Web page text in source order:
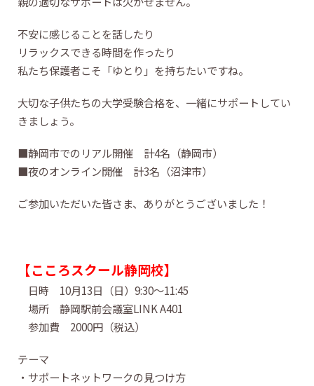
不安に感じることを話したり
リラックスできる時間を作ったり
私たち保護者こそ「ゆとり」を持ちたいですね。
大切な子供たちの大学受験合格を、一緒にサポートしてい
きましょう。
■静岡市でのリアル開催 計4名（静岡市）
■夜のオンライン開催 計3名（沼津市）
ご参加いただいた皆さま、ありがとうございました！
【こころスクール静岡校】
日時 10月13日（日）9:30〜11:45
場所 静岡駅前会議室LINK A401
参加費 2000円（税込）
テーマ
・サポートネットワークの見つけ方